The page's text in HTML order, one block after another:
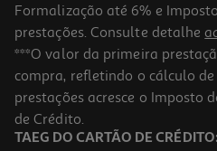
Pack La Roche Posay Effaclar Az
426.67 €/Lt
38,40 €
Formalização até 6% e
prestações. Consulte detalhe
***O valor da primeira
compra, refletindo o cálculo
prestações acresce o Imposto
de Crédito.
TAEG DO CARTÃO DE